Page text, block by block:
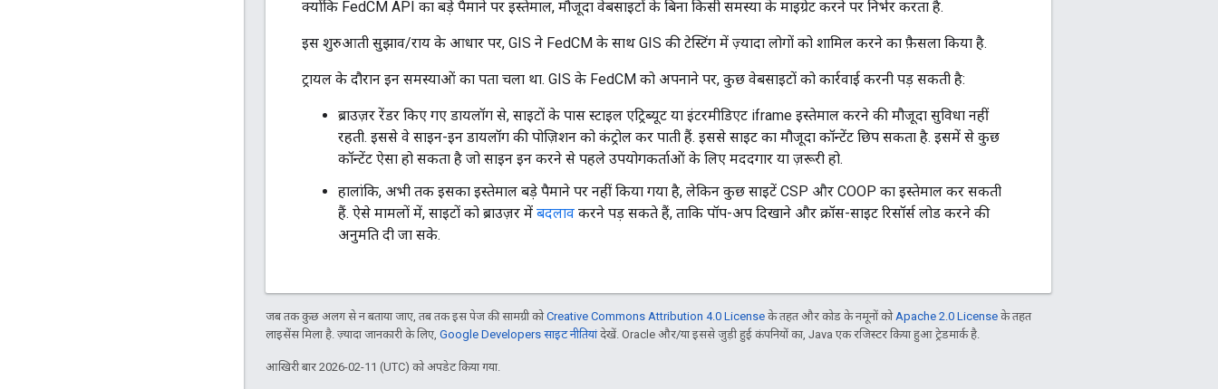
क्योंकि FedCM API का बड़े पैमाने पर इस्तेमाल, मौजूदा वेबसाइटों के बिना किसी समस्या के माइग्रेट करने पर निर्भर करता है.
इस शुरुआती सुझाव/राय के आधार पर, GIS ने FedCM के साथ GIS की टेस्टिंग में ज़्यादा लोगों को शामिल करने का फ़ैसला किया है.
ट्रायल के दौरान इन समस्याओं का पता चला था. GIS के FedCM को अपनाने पर, कुछ वेबसाइटों को कार्रवाई करनी पड़ सकती है:
ब्राउज़र रेंडर किए गए डायलॉग से, साइटों के पास स्टाइल एट्रिब्यूट या इंटरमीडिएट iframe इस्तेमाल करने की मौजूदा सुविधा नहीं
रहती. इससे वे साइन-इन डायलॉग की पोज़िशन को कंट्रोल कर पाती हैं. इससे साइट का मौजूदा कॉन्टेंट छिप सकता है. इसमें से कुछ
कॉन्टेंट ऐसा हो सकता है जो साइन इन करने से पहले उपयोगकर्ताओं के लिए मददगार या ज़रूरी हो.
हालांकि, अभी तक इसका इस्तेमाल बड़े पैमाने पर नहीं किया गया है, लेकिन कुछ साइटें CSP और COOP का इस्तेमाल कर सकती
हैं. ऐसे मामलों में, साइटों को ब्राउज़र में बदलाव करने पड़ सकते हैं, ताकि पॉप-अप दिखाने और क्रॉस-साइट रिसॉर्स लोड करने की
अनुमति दी जा सके.
जब तक कुछ अलग से न बताया जाए, तब तक इस पेज की सामग्री कोCreative Commons Attribution 4.0 License के तहत और कोड के नमूनों कोApache 2.0 License के तहत
लाइसेंस मिला है. ज़्यादा जानकारी के लिए, Google Developers साइट नीतियांदेखें. Oracle और/या इससे जुड़ी हुई कंपनियों का, Java एक रजिस्टर किया हुआ ट्रेडमार्क है.
आखिरी बार 2026-02-11 (UTC) को अपडेट किया गया.